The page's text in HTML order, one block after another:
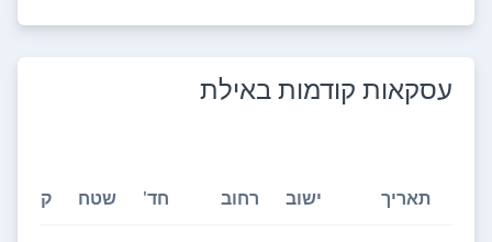
עסקאות קודמות באילת
תאריך ישוב רחוב חד' שטח קומה